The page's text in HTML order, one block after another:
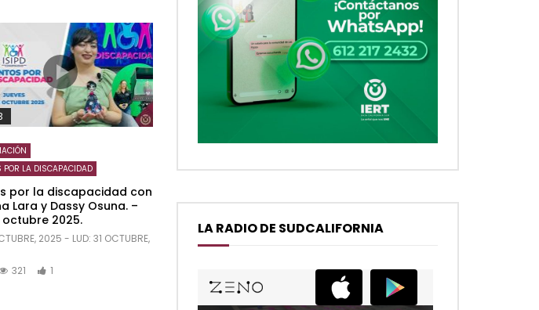
POR LA DISCAPACIDAD
por la discapacidad con
Lara y Dassy Osuna. –
octubre 2025.
2025 - LUD:31 OCTUBRE,
321 1
LA RADIO DE SUDCALIFORNIA